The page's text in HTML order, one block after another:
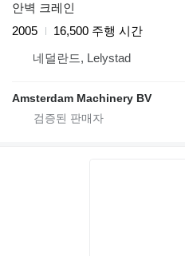
안벽 크레인
2005
16,500 주행 시간
네덜란드, Lelystad
Amsterdam Machinery BV